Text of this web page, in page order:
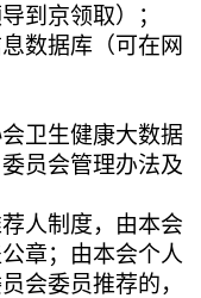
到京领取）；
数据库（可在网
卫生健康大数据
员会管理办法及
人制度，由本会
章；由本会个人
会委员推荐的，